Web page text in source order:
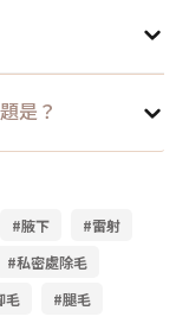
是？
#腋下
#雷射
#私密處除毛
毛
#腿毛